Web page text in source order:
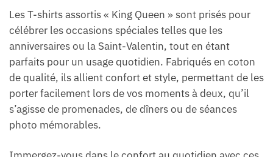
Les T-shirts assortis « King Queen » sont prisés pour
célébrer les occasions spéciales telles que les
anniversaires ou la Saint-Valentin, tout en étant
parfaits pour un usage quotidien. Fabriqués en coton
de qualité, ils allient confort et style, permettant de les
porter facilement lors de vos moments à deux, qu’il
s’agisse de promenades, de dîners ou de séances
photo mémorables.